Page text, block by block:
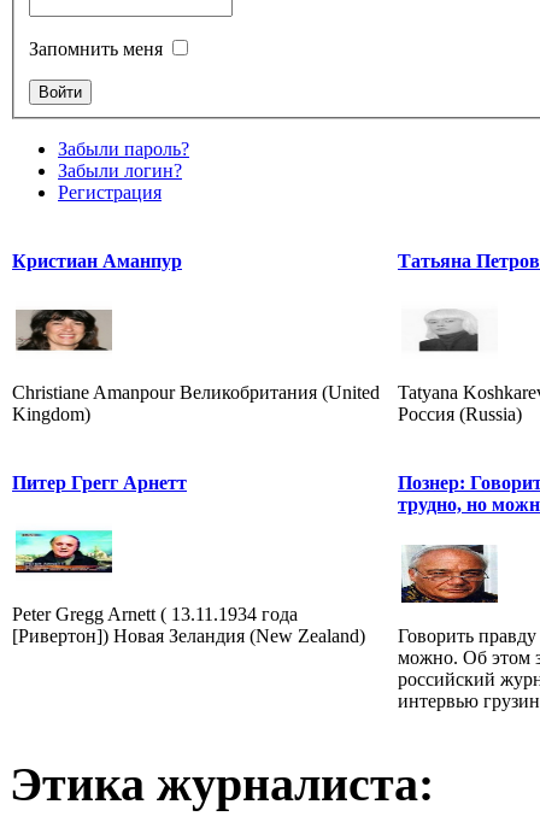
Запомнить меня
Забыли пароль?
Забыли логин?
Регистрация
Кристиан Аманпур
Christiane Amanpour Великобритания (United
Kingdom)
Татьяна
Tatyana
Россия (Russia)
Питер Грегг Арнетт
Peter Gregg Arnett ( 13.11.1934 года
[Ривертон]) Новая Зеландия (New Zealand)
Познер:
трудно, но
Говорить
можно. Об этом
российский
интервью
Этика журналиста: